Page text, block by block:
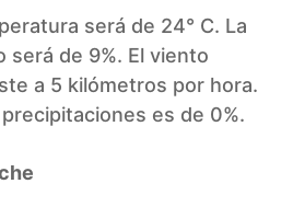
será de 24° C. La
será de 9%. El viento
a 5 kilómetros por hora.
es de 0%.